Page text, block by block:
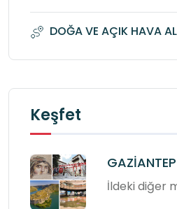
DOĞA VE AÇIK HAVA
Keşfet
GAZİANTEP
İldeki diğer